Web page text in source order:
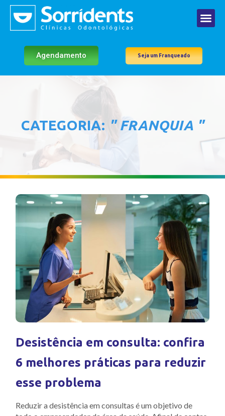
Agendamento Seja um Franqueado
CATEGORIA: " FRANQUIA "
Desistência em consulta: confira
6 melhores práticas para reduzir
esse problema
Reduzir a desistência em consultas é um objetivo de